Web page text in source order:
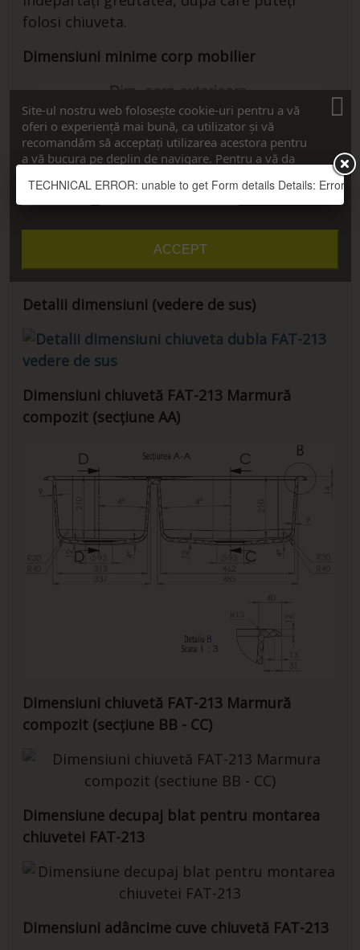
folosi chiuveta.
Dimensiuni minime corp mobilier
Detalii dimensiuni (vedere de sus)
Dimensiuni chiuvetă FAT-213 Marmură
compozit (secțiune AA)
Dimensiuni chiuvetă FAT-213 Marmură
compozit (secțiune BB - CC)
Dimensiune decupaj blat pentru montarea
chiuvetei FAT-213
Dimensiuni adâncime cuve chiuvetă FAT-213
Site-ul nostru web folosește cookie-uri pentru a vă
oferi o experiență mai bună, ca utilizator și vă
recomandăm să acceptați utilizarea acestora pentru
a vă bucura pe deplin de navigare. Pentru a vă da
Personalizați cookie-urile
ACCEPT
TECHNICAL ERROR: unable to get Form details Details: Error